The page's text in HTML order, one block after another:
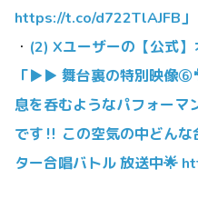
https://t.co/d722TlAJFB」
・ (2) Xユーザーの【公式
「▶▶ 舞台裏の特別映像
息を呑むようなパフォーマ
です‼️ この空気の中どんな
ター合唱バトル 放送中🌟